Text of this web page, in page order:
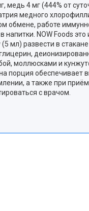
4 мг (444% от
медного
обмене, работе
напитки. NOW Foods
мл) развести в
моллюсками и
порция
а также при
с врачом.